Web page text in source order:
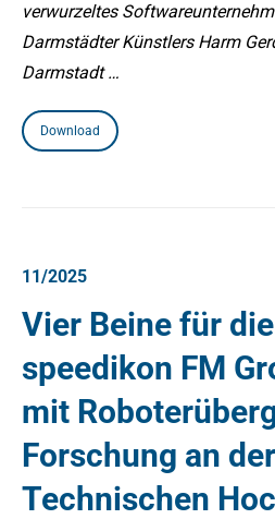
verwurzeltes
Darmstädter Künstlers Harm
Darmstadt …
Download
11/2025
Vier Beine für
speedikon FM
mit
Forschung an der
Technischen